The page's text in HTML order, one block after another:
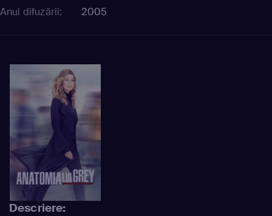
Anul difuzării: 2005
Descriere: